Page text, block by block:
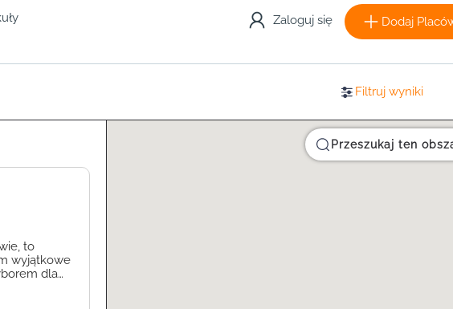
Zaloguj się Dodaj
Filtruj wyniki
to
wyjątkowe
dla
z
Przeszukaj ten